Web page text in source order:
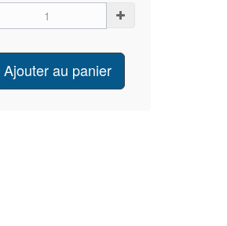
Ajouter au panier